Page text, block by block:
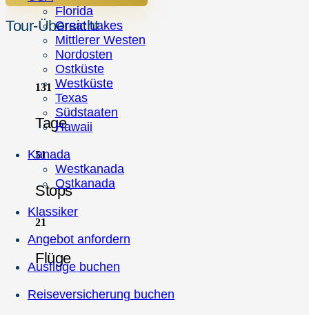
Florida
Great Lakes
Mittlerer Westen
Nordosten
Ostküste
Westküste
Texas
Südstaaten
Hawaii
Kanada
Westkanada
Ostkanada
Klassiker
Angebot anfordern
Ausflüge buchen
Reiseversicherung buchen
Tour-Übersicht
131
Tage
51
Stops
21
Flüge